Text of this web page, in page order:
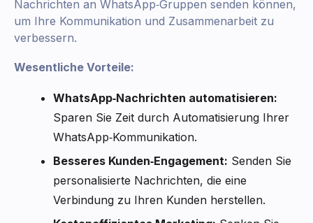
Nachrichten an WhatsApp‑Gruppen senden können,
um Ihre Kommunikation und Zusammenarbeit zu
verbessern.
Wesentliche Vorteile:
WhatsApp‑Nachrichten automatisieren:
Sparen Sie Zeit durch Automatisierung Ihrer
WhatsApp‑Kommunikation.
Besseres Kunden‑Engagement: Senden Sie
personalisierte Nachrichten, die eine
Verbindung zu Ihren Kunden herstellen.